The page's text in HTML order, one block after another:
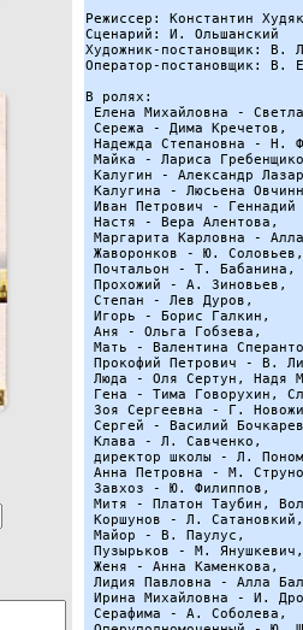
Режиссер: Константин
Сценарий: И. Ольшанский
Художник-постановщик: В.
Оператор-постановщик: В.
В ролях:
Елена Михайловна -
Сережа - Дима Кречетов,
Надежда Степановна - Н.
Майка - Лариса
Калугин - Александр
Калугина - Люсьена
Иван Петрович - Геннадий
Настя - Вера Алентова,
Маргарита Карловна -
Жаворонков - Ю. Соловьев,
Почтальон - Т. Бабанина,
Прохожий - А. Зиновьев,
Степан - Лев Дуров,
Игорь - Борис Галкин,
Аня - Ольга Гобзева,
Мать - Валентина
Прокофий Петрович - В.
Люда - Оля Сертун, Надя
Гена - Тима Говорухин,
Зоя Сергеевна - Г.
Сергей - Василий
Клава - Л. Савченко,
директор школы - Л.
Анна Петровна - М.
Завхоз - Ю. Филиппов,
Митя - Платон Таубин,
Коршунов - Л. Сатановкий,
Майор - В. Паулус,
Пузырьков - М. Янушкевич,
Женя - Анна Каменкова,
Лидия Павловна - Алла
Ирина Михайловна - И.
Серафима - А. Соболева,